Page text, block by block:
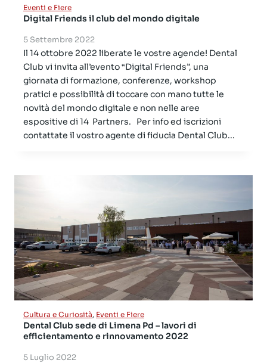
Eventi e Fiere
Digital Friends il club del mondo digitale
5 Settembre 2022
Il 14 ottobre 2022 liberate le vostre agende! Dental
Club vi invita all’evento “Digital Friends”, una
giornata di formazione, conferenze, workshop
pratici e possibilità di toccare con mano tutte le
novità del mondo digitale e non nelle aree
espositive di 14 Partners. Per info ed iscrizioni
contattate il vostro agente di fiducia Dental Club...
Cultura e Curiosità, Eventi e Fiere
Dental Club sede di Limena Pd – lavori di
efficientamento e rinnovamento 2022
5 Luglio 2022